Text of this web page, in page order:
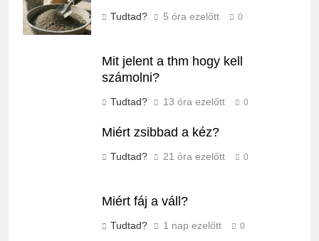
Tudtad? 5 óra ezelőtt 0
Mit jelent a thm hogy kell
számolni?
Tudtad? 13 óra ezelőtt 0
Miért zsibbad a kéz?
Tudtad? 21 óra ezelőtt 0
Miért fáj a váll?
Tudtad? 1 nap ezelőtt 0